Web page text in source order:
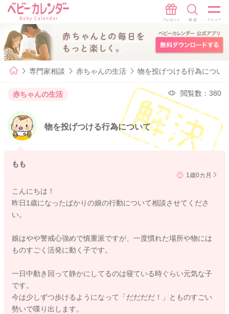
専門家相談 赤ちゃんの生活 物を投げつける行為につい
赤ちゃんの生活 閲覧数：380
物を投げつける行為について
もも
1歳0カ月
こんにちは！
昨日1歳になったばかりの娘の行動について相談させてくださ
い。
娘はやや警戒心強めで慎重派ですが、一度慣れた場所や物には
ものすごく活発に動く子です。
一日中動き回って静かにしてるのは寝ている時ぐらい元気な子
です。
今は少しずつ歩けるようになって「だだだだ！」とものすごい
勢いで喋り出します。